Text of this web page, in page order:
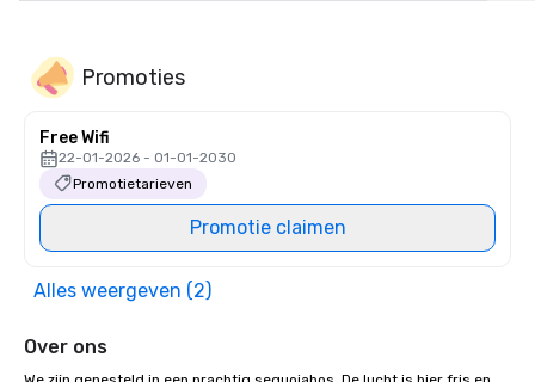
Promoties
Free Wifi
22-01-2026 - 01-01-2030
Promotietarieven
Promotie claimen
Alles weergeven (2)
Over ons